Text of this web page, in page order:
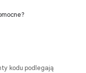
kodu podlegają